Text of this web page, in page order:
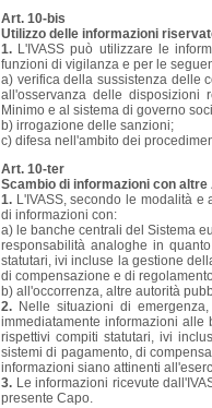
Art. 10-bis
Utilizzo delle informazioni
1. L'IVASS può utilizzare le
funzioni di vigilanza e per le
a) verifica della sussistenza delle
all'osservanza delle disposizioni
Minimo e al sistema di governo
b) irrogazione delle sanzioni;
c) difesa nell'ambito dei
Art. 10-ter
Scambio di informazioni con
1. L'IVASS, secondo le modalità
di informazioni con:
a) le banche centrali del Sistema
responsabilità analoghe in
statutari, ivi incluse la gestione
di compensazione e di
b) all'occorrenza, altre autorità
2. Nelle situazioni di
immediatamente informazioni
rispettivi compiti statutari, ivi
sistemi di pagamento, di
informazioni siano attinenti
3. Le informazioni ricevute
presente Capo.